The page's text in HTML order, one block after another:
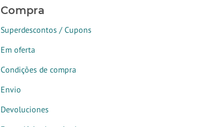
Compra
Superdescontos / Cupons
Em oferta
Condições de compra
Envio
Devoluciones